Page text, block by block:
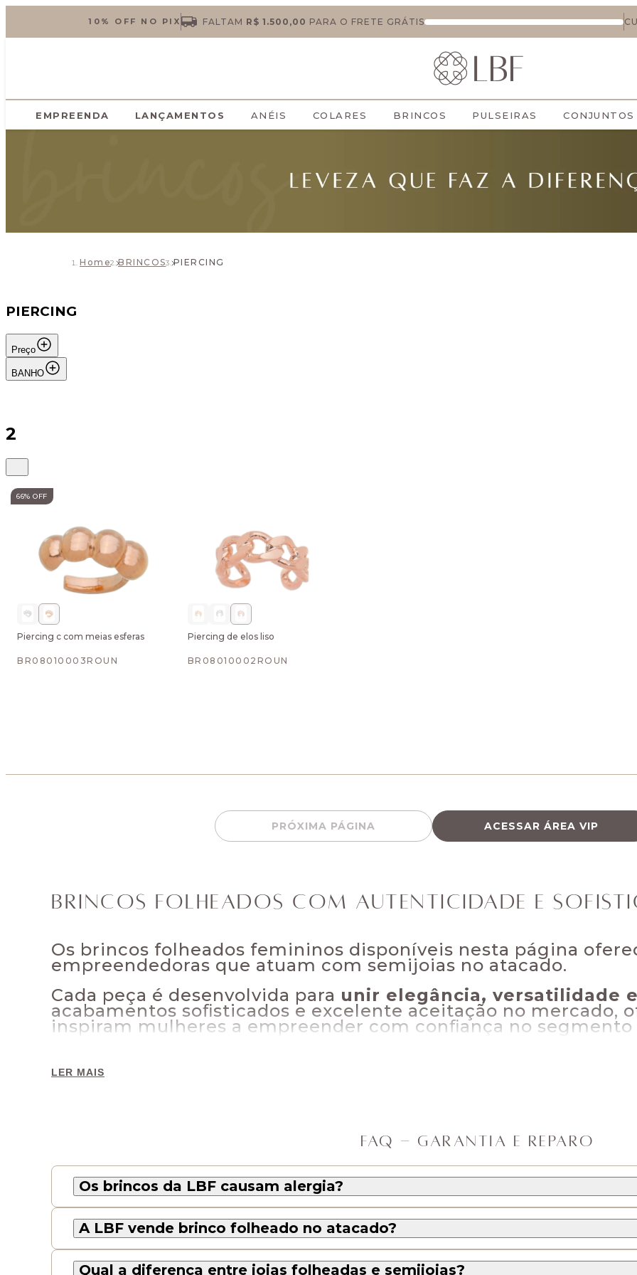
10% OFF NO PIX FALTAM R$ 1.500,00 PARA O FRETE GRÁTIS
EMPREENDA LANÇAMENTOS ANÉIS COLARES BRINCOS PULSEIRAS CONJUNTOS
Home BRINCOS PIERCING
PIERCING
Preço
BANHO
2
66% OFF
Piercing c com meias esferas
BR08010003ROUN
Piercing de elos liso
BR08010002ROUN
PRÓXIMA PÁGINA ACESSAR ÁREA VIP
BRINCOS FOLHEADOS COM AUTENTICIDADE E
Os brincos folheados femininos disponíveis nesta página
empreendedoras que atuam com semijoias no atacado.
Cada peça é desenvolvida para unir elegância, versatilidade
acabamentos soﬁsticados e excelente aceitação no mercado,
inspiram mulheres a empreender com conﬁança no segmento
Nossa linha de brincos femininos reúne modelos pensados
permitindo à empreendedora oferecer um mix completo e
do mercado.
Minimalistas, orgânicos, clássicos ou geométricos: cada
estratégico, pensado para atrair diferentes perﬁs de
protagonista, despertando desejo e valor percebido.
LER MAIS
FAQ - GARANTIA E REPARO
Os brincos da LBF causam alergia?
A LBF vende brinco folheado no atacado?
Qual a diferença entre joias folheadas e semijoias?